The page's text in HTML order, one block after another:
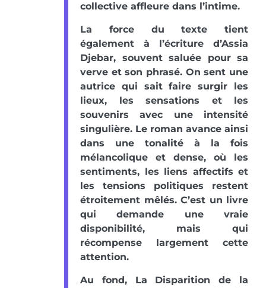
collective affleure dans l’intime.
La force du texte tient
également à l’écriture d’Assia
Djebar, souvent saluée pour sa
verve et son phrasé. On sent une
autrice qui sait faire surgir les
lieux, les sensations et les
souvenirs avec une intensité
singulière. Le roman avance ainsi
dans une tonalité à la fois
mélancolique et dense, où les
sentiments, les liens affectifs et
les tensions politiques restent
étroitement mêlés. C’est un livre
qui demande une vraie
disponibilité, mais qui
récompense largement cette
attention.
Au fond, La Disparition de la